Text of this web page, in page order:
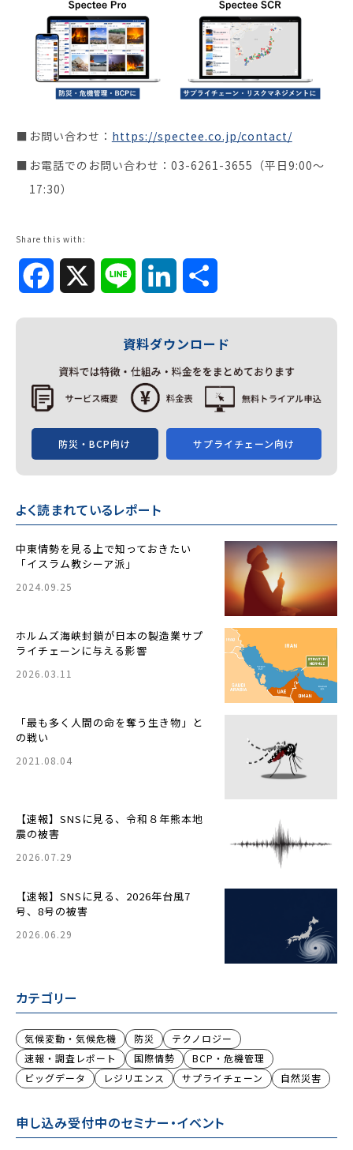
お問い合わせ： https://spectee.co.jp/contact/
お電話でのお問い合わせ：03-6261-3655（平日9:00～
17:30）
Share this with:
Facebook Line LinkedIn
資料ダウンロード
防災・BCP向け サプライチェーン向け
よく読まれているレポート
中東情勢を見る上で知っておきたい
「イスラム教シーア派」
2024.09.25
ホルムズ海峡封鎖が日本の製造業サプ
ライチェーンに与える影響
2026.03.11
「最も多く人間の命を奪う生き物」と
の戦い
2021.08.04
【速報】SNSに見る、令和８年熊本地
震の被害
2026.07.29
【速報】SNSに見る、2026年台風7
号、8号の被害
2026.06.29
カテゴリー
気候変動・気候危機 防災
テクノロジー
速報・調査レポート
国際情勢
BCP・危機管理
ビッグデータ
レジリエンス サプライチェーン 自然災害
申し込み受付中のセミナー・イベント